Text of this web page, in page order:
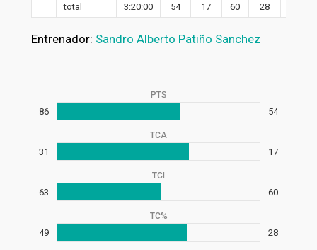
total 3:20:00 54 17 60 28
Entrenador: Sandro Alberto Patiño Sanchez
PTS
86 54
TCA
31 17
TCI
63 60
TC%
49 28